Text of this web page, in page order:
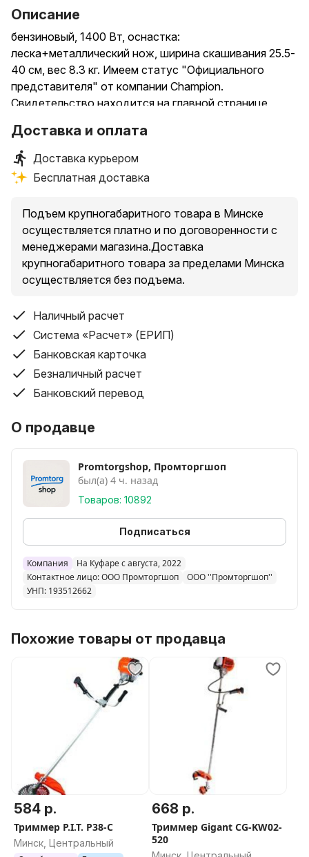
Описание
бензиновый, 1400 Вт, оснастка:
леска+металлический нож, ширина скашивания 25.5-
40 см, вес 8.3 кг. Имеем статус "Официального
представителя" от компании Champion.
Свидетельство находится на главной странице
Доставка и оплата
Доставка курьером
Бесплатная доставка
Подъем крупногабаритного товара в Минске
осуществляется платно и по договоренности с
менеджерами магазина.Доставка
крупногабаритного товара за пределами Минска
осуществляется без подъема.
Наличный расчет
Система «Расчет» (ЕРИП)
Банковская карточка
Безналичный расчет
Банковский перевод
О продавце
Promtorgshop, Промторгшоп
был(а) 4 ч. назад
Товаров: 10892
Подписаться
Компания
На Куфаре с августа, 2022
Контактное лицо: ООО Промторгшоп
ООО ''Промторгшоп''
УНП: 193512662
Похожие товары от продавца
584 р.
Триммер P.I.T. P38-C
Минск, Центральный
668 р.
Триммер Gigant CG-KW02-
520